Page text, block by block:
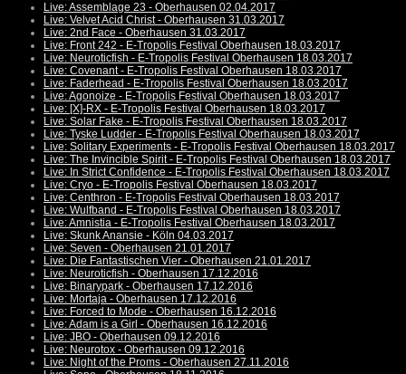
Live: Assemblage 23 - Oberhausen 02.04.2017
Live: Velvet Acid Christ - Oberhausen 31.03.2017
Live: 2nd Face - Oberhausen 31.03.2017
Live: Front 242 - E-Tropolis Festival Oberhausen 18.03.2017
Live: Neuroticfish - E-Tropolis Festival Oberhausen 18.03.2017
Live: Covenant - E-Tropolis Festival Oberhausen 18.03.2017
Live: Faderhead - E-Tropolis Festival Oberhausen 18.03.2017
Live: Agonoize - E-Tropolis Festival Oberhausen 18.03.2017
Live: [X]-RX - E-Tropolis Festival Oberhausen 18.03.2017
Live: Solar Fake - E-Tropolis Festival Oberhausen 18.03.2017
Live: Tyske Ludder - E-Tropolis Festival Oberhausen 18.03.2017
Live: Solitary Experiments - E-Tropolis Festival Oberhausen 18.03.2017
Live: The Invincible Spirit - E-Tropolis Festival Oberhausen 18.03.2017
Live: In Strict Confidence - E-Tropolis Festival Oberhausen 18.03.2017
Live: Cryo - E-Tropolis Festival Oberhausen 18.03.2017
Live: Centhron - E-Tropolis Festival Oberhausen 18.03.2017
Live: Wulfband - E-Tropolis Festival Oberhausen 18.03.2017
Live: Amnistia - E-Tropolis Festival Oberhausen 18.03.2017
Live: Skunk Anansie - Köln 04.03.2017
Live: Seven - Oberhausen 21.01.2017
Live: Die Fantastischen Vier - Oberhausen 21.01.2017
Live: Neuroticfish - Oberhausen 17.12.2016
Live: Binarypark - Oberhausen 17.12.2016
Live: Mortaja - Oberhausen 17.12.2016
Live: Forced to Mode - Oberhausen 16.12.2016
Live: Adam is a Girl - Oberhausen 16.12.2016
Live: JBO - Oberhausen 09.12.2016
Live: Neurotox - Oberhausen 09.12.2016
Live: Night of the Proms - Oberhausen 27.11.2016